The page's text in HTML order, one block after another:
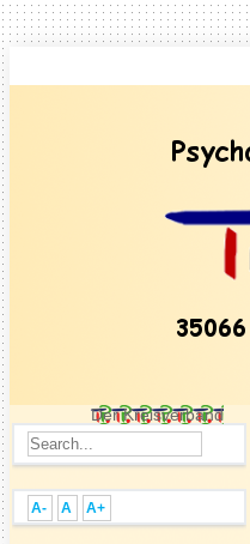
Der Kreisverband
A- A A+